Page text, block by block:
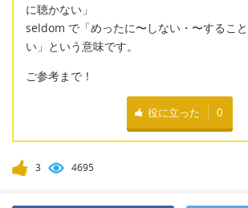
に聴かない」
seldom で「めったに〜しない・〜するこ
い」という意味です。
ご参考まで！
役に立った 0
3 4695